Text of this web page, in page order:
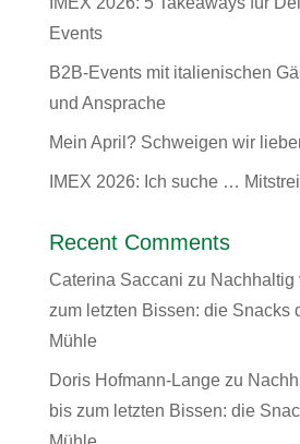
Events
B2B-Events mit italienischen
und Ansprache
Mein April? Schweigen wir
IMEX 2026: Ich suche …
Recent Comments
Caterina Saccani zu Nachhaltig
zum letzten Bissen: die Snacks
Mühle
Doris Hofmann-Langezu
bis zum letzten Bissen: die